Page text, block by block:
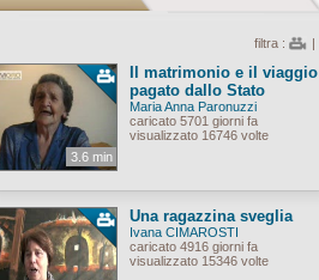
filtra : |
3.6 min
Il matrimonio e il viaggio
pagato dallo Stato
Maria Anna Paronuzzi
caricato 5701 giorni fa
visualizzato 16746 volte
Una ragazzina sveglia
Ivana CIMAROSTI
caricato 4916 giorni fa
visualizzato 15346 volte